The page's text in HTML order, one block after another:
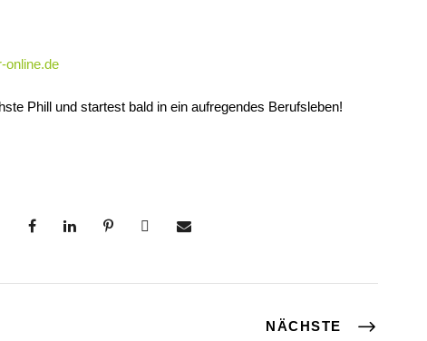
online.de
Phill und startest bald in ein aufregendes Berufsleben!
NÄCHSTE